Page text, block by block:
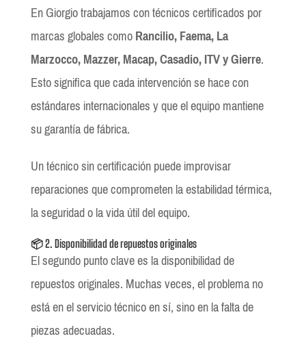
En Giorgio trabajamos con técnicos certificados por
marcas globales comoRancilio, Faema, La
Marzocco, Mazzer, Macap, Casadio, ITV y Gierre.
Esto significa que cada intervención se hace con
estándares internacionales y que el equipo mantiene
su garantía de fábrica.
Un técnico sin certificación puede improvisar
reparaciones que comprometen la estabilidad térmica,
la seguridad o la vida útil del equipo.
📦 2. Disponibilidad de repuestos originales
El segundo punto clave es la disponibilidad de
repuestos originales. Muchas veces, el problema no
está en el servicio técnico en sí, sino en la falta de
piezas adecuadas.